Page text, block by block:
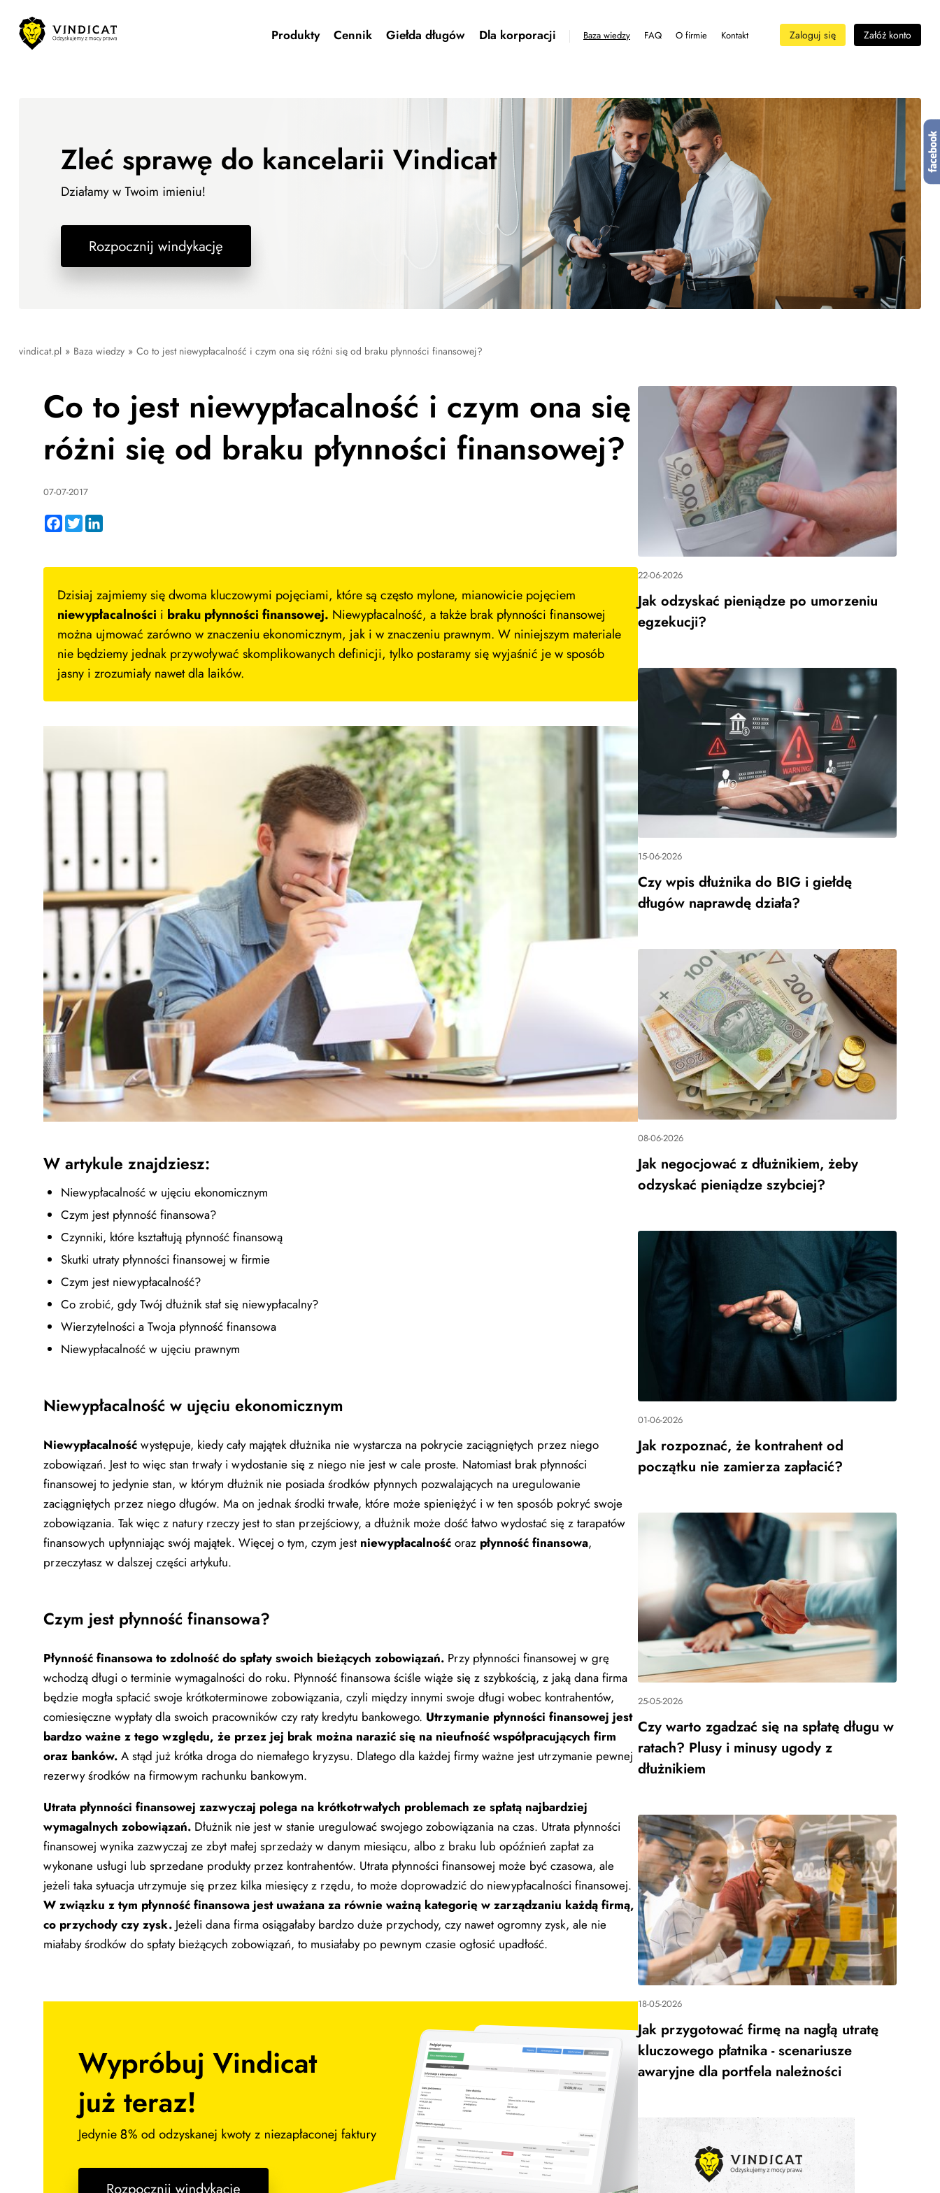
Produkty Cennik Giełda długów Dla korporacji Baza wiedzy FAQ O firmie Kontakt Zaloguj się Załóż konto
vindicat.pl » Baza wiedzy » Co to jest niewypłacalność i czym ona się różni się od braku płynności finansowej?
Co to jest niewypłacalność i czym ona się
różni się od braku płynności finansowej?
07-07-2017
Facebook
Twitter
Dzisiaj zajmiemy się dwoma kluczowymi pojęciami, które są często mylone, mianowicie pojęciem
niewypłacalności i braku płynności finansowej. Niewypłacalność, a także brak płynności finansowej
można ujmować zarówno w znaczeniu ekonomicznym, jak i w znaczeniu prawnym. W niniejszym materiale
nie będziemy jednak przywoływać skomplikowanych definicji, tylko postaramy się wyjaśnić je w sposób
jasny i zrozumiały nawet dla laików.
W artykule znajdziesz:
Niewypłacalność w ujęciu ekonomicznym
Czym jest płynność finansowa?
Czynniki, które kształtują płynność finansową
Skutki utraty płynności finansowej w firmie
Czym jest niewypłacalność?
Co zrobić, gdy Twój dłużnik stał się niewypłacalny?
Wierzytelności a Twoja płynność finansowa
Niewypłacalność w ujęciu prawnym
Niewypłacalność w ujęciu ekonomicznym
Niewypłacalność występuje, kiedy cały majątek dłużnika nie wystarcza na pokrycie zaciągniętych przez niego
zobowiązań. Jest to więc stan trwały i wydostanie się z niego nie jest w cale proste. Natomiast brak płynności
finansowej to jedynie stan, w którym dłużnik nie posiada środków płynnych pozwalających na uregulowanie
zaciągniętych przez niego długów. Ma on jednak środki trwałe, które może spieniężyć i w ten sposób pokryć swoje
zobowiązania. Tak więc z natury rzeczy jest to stan przejściowy, a dłużnik może dość łatwo wydostać się z tarapatów
finansowych upłynniając swój majątek. Więcej o tym, czym jest niewypłacalność oraz płynność finansowa,
przeczytasz w dalszej części artykułu.
Czym jest płynność finansowa?
Płynność finansowa to zdolność do spłaty swoich bieżących zobowiązań. Przy płynności finansowej w grę
wchodzą długi o terminie wymagalności do roku. Płynność finansowa ściśle wiąże się z szybkością, z jaką dana firma
będzie mogła spłacić swoje krótkoterminowe zobowiązania, czyli między innymi swoje długi wobec kontrahentów,
comiesięczne wypłaty dla swoich pracowników czy raty kredytu bankowego. Utrzymanie płynności finansowej jest
bardzo ważne z tego względu, że przez jej brak można narazić się na nieufność współpracujących firm
oraz banków. A stąd już krótka droga do niemałego kryzysu. Dlatego dla każdej firmy ważne jest utrzymanie pewnej
rezerwy środków na firmowym rachunku bankowym.
Utrata płynności finansowej zazwyczaj polega na krótkotrwałych problemach ze spłatą najbardziej
wymagalnych zobowiązań. Dłużnik nie jest w stanie uregulować swojego zobowiązania na czas. Utrata płynności
finansowej wynika zazwyczaj ze zbyt małej sprzedaży w danym miesiącu, albo z braku lub opóźnień zapłat za
wykonane usługi lub sprzedane produkty przez kontrahentów. Utrata płynności finansowej może być czasowa, ale
jeżeli taka sytuacja utrzymuje się przez kilka miesięcy z rzędu, to może doprowadzić do niewypłacalności finansowej.
W związku z tym płynność finansowa jest uważana za równie ważną kategorię w zarządzaniu każdą firmą,
co przychody czy zysk. Jeżeli dana firma osiągałaby bardzo duże przychody, czy nawet ogromny zysk, ale nie
miałaby środków do spłaty bieżących zobowiązań, to musiałaby po pewnym czasie ogłosić upadłość.
22-06-2026
Jak odzyskać pieniądze po umorzeniu
egzekucji?
15-06-2026
Czy wpis dłużnika do BIG i giełdę
długów naprawdę działa?
08-06-2026
Jak negocjować z dłużnikiem, żeby
odzyskać pieniądze szybciej?
01-06-2026
Jak rozpoznać, że kontrahent od
początku nie zamierza zapłacić?
25-05-2026
Czy warto zgadzać się na spłatę długu w
ratach? Plusy i minusy ugody z
dłużnikiem
18-05-2026
Jak przygotować firmę na nagłą utratę
kluczowego płatnika - scenariusze
awaryjne dla portfela należności